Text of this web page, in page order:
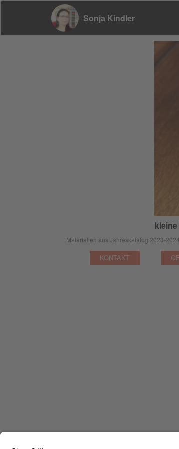
Sonja Kindler
Materialien aus Jahreskatalog 2023-2024
KONTAKT